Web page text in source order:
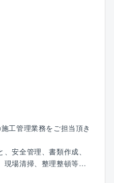
大阪であれば大阪市内が
奈川近辺です。
万、3人目以降200万円
者の人間ドック受診負
など、ご家庭がある方
。
施工管理技士合格で15万
で10万円の報奨金などが
1物件次席や係員として
所長として現場を管理し
2回まで、利用可能で
め、営業職や事務職な
当たりのノルマが低く
とができています。
ト）】
字経営を継続中！顧客は
め、景気の波に左右さ
工管理業務をご担当頂き
安全管理、書類作成、
現場清掃、整理整頓等の